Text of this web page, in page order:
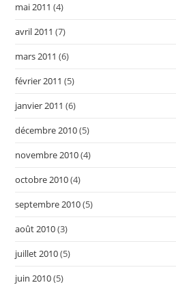
mai 2011 (4)
avril 2011 (7)
mars 2011 (6)
février 2011 (5)
janvier 2011 (6)
décembre 2010(5)
novembre 2010(4)
octobre 2010(4)
septembre 2010(5)
août 2010(3)
juillet 2010(5)
juin 2010(5)